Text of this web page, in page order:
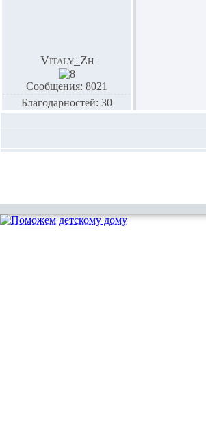
Vitaly_Zh
Сообщения: 8021
Благодарностей: 30